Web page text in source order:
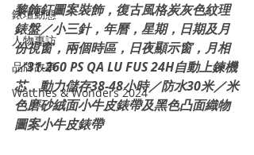
錶壇動態
人物專訪
品牌故事
Watches & Wonders 2024
黎飾釘圖案裝飾，復古風格炭灰色紋理
錶盤／小三針，年曆，星期，日期及月
份視窗，兩個時區，日夜顯示窗，月相
／31-260 PS QA LU FUS 24H自動上鍊機
芯，動力儲存38-48小時／防水30米／米
色磨砂絨面小牛皮錶帶及黑色凸面織物
圖案小牛皮錶帶